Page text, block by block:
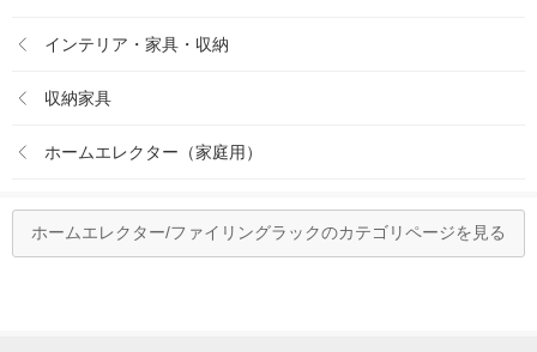
インテリア・家具・収納
収納家具
ホームエレクター（家庭用）
ホームエレクター/ファイリングラックのカテゴリページを見る